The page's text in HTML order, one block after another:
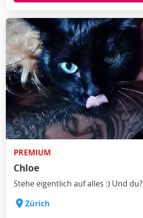
PREMIUM
Chloe
Stehe eigentlich auf alles :) Und du?
Zürich